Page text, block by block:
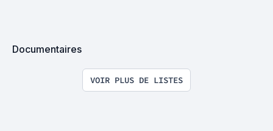
Documentaires
VOIR PLUS DE LISTES